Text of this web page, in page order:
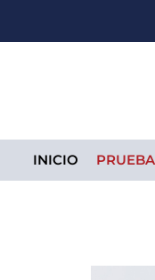
contenido
INICIO